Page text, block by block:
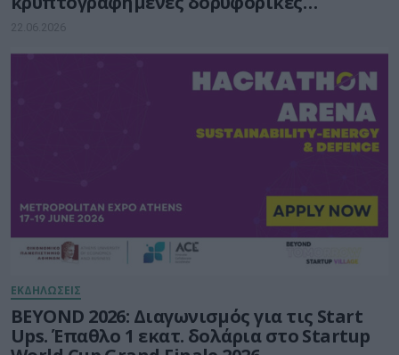
επικοινωνίες
22.06.2026
ΕΚΔΗΛΩΣΕΙΣ
BEYOND 2026: Διαγωνισμός για τις Start
Ups. Έπαθλο 1 εκατ. δολάρια στο Startup